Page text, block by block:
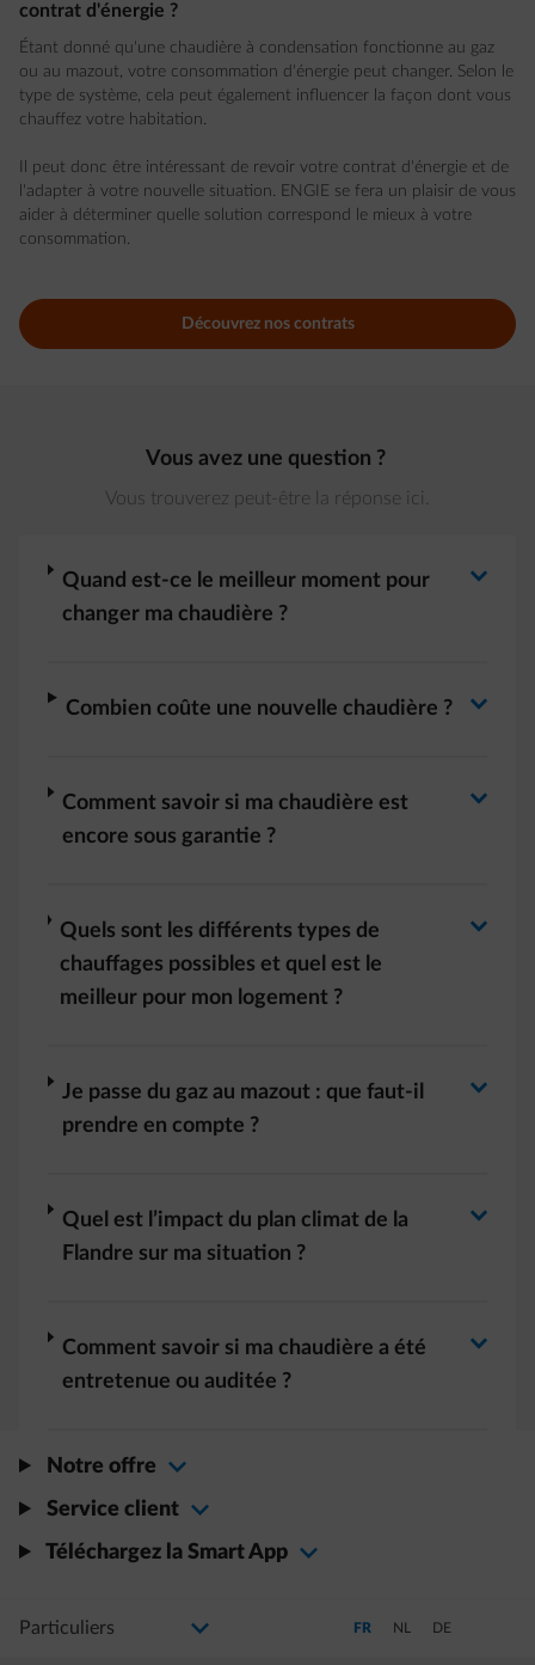
contrat d'énergie ?
Étant donné qu'une chaudière à condensation fonctionne au gaz
ou au mazout, votre consommation d'énergie peut changer. Selon le
type de système, cela peut également influencer la façon dont vous
chauffez votre habitation.
Il peut donc être intéressant de revoir votre contrat d'énergie et de
l'adapter à votre nouvelle situation. ENGIE se fera un plaisir de vous
aider à déterminer quelle solution correspond le mieux à votre
consommation.
Découvrez nos contrats
Vous avez une question ?
Vous trouverez peut-être la réponse ici.
Quand est-ce le meilleur moment pour
changer ma chaudière ?
arrow-right
Combien coûte une nouvelle chaudière ? Basculer la réponse
arrow-right
Comment savoir si ma chaudière est
encore sous garantie ?
arrow-right
Quels sont les différents types de
chauffages possibles et quel est le
meilleur pour mon logement ?
arrow-right
Je passe du gaz au mazout : que faut-il
prendre en compte ?
arrow-right
Quel est l’impact du plan climat de la
Flandre sur ma situation ?
arrow-right
Comment savoir si ma chaudière a été
entretenue ou auditée ?
arrow-right
Notre offre
Service client
Téléchargez la Smart App
Sélectionnez votre profil
La modification de la sélection permettra d'accéder à une nouvelle page
Passer en Français (Langue
FR Passer en Néerlandais
NL Passer en
DE